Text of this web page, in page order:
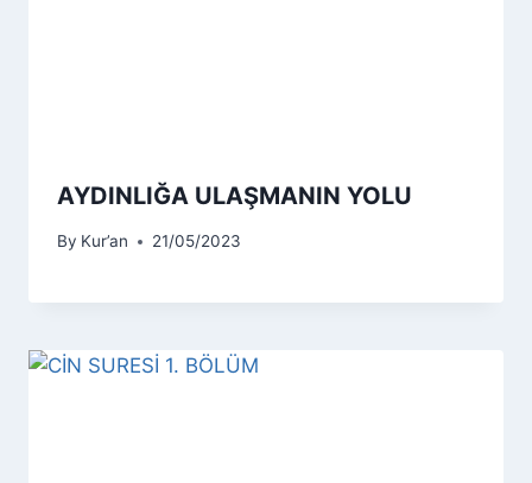
AYDINLIĞA ULAŞMANIN YOLU
By Kur’an 21/05/2023